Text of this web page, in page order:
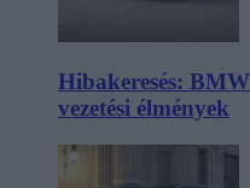
Hibakeresés:
vezetési élmények